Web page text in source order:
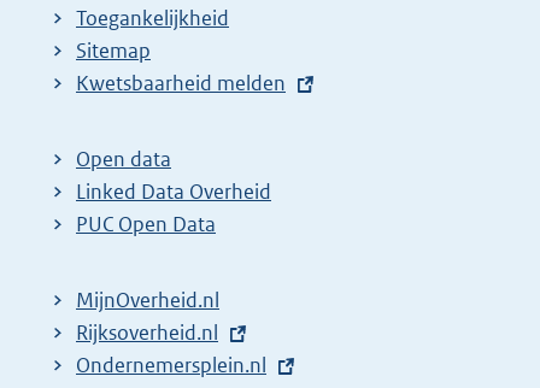
Toegankelijkheid
Sitemap
E
t
e
r
l
i
n
Kwetsbaarheid melden
Open data
Linked Data Overheid
PUC Open Data
MijnOverheid.nl
E
x
Rijksoverheid.nl
E
Ondernemersplein.nl